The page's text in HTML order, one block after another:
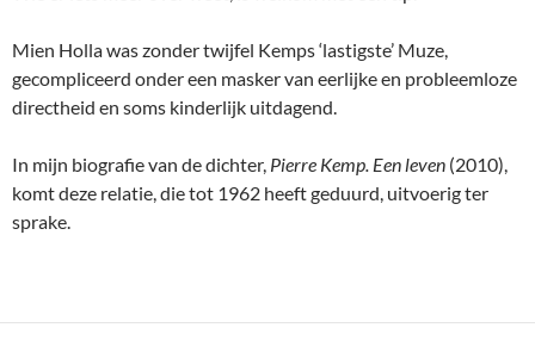
Mien Holla was zonder twijfel Kemps ‘lastigste’ Muze,
gecompliceerd onder een masker van eerlijke en probleemloze
directheid en soms kinderlijk uitdagend.
In mijn biografie van de dichter, Pierre Kemp. Een leven (2010),
komt deze relatie, die tot 1962 heeft geduurd, uitvoerig ter
sprake.